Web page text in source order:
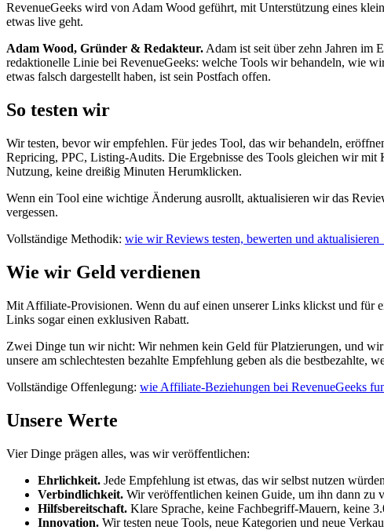
RevenueGeeks wird von Adam Wood geführt, mit Unterstützung eines
etwas live geht.
Adam Wood, Gründer & Redakteur. Adam ist seit über zehn Jahren im
redaktionelle Linie bei RevenueGeeks: welche Tools wir behandeln, wie
etwas falsch dargestellt haben, ist sein Postfach offen.
So testen wir
Wir testen, bevor wir empfehlen. Für jedes Tool, das wir behandeln,
Repricing, PPC, Listing-Audits. Die Ergebnisse des Tools gleichen wir
Nutzung, keine dreißig Minuten Herumklicken.
Wenn ein Tool eine wichtige Änderung ausrollt, aktualisieren wir das
vergessen.
Vollständige Methodik: wie wir Reviews testen, bewerten und
Wie wir Geld verdienen
Mit Affiliate-Provisionen. Wenn du auf einen unserer Links klickst und für
Links sogar einen exklusiven Rabatt.
Zwei Dinge tun wir nicht: Wir nehmen kein Geld für Platzierungen, und
unsere am schlechtesten bezahlte Empfehlung geben als die bestbezahlte,
Vollständige Offenlegung: wie Affiliate-Beziehungen bei RevenueGeeks
Unsere Werte
Vier Dinge prägen alles, was wir veröffentlichen:
Ehrlichkeit. Jede Empfehlung ist etwas, das wir selbst nutzen
Verbindlichkeit. Wir veröffentlichen keinen Guide, um ihn dann zu
Hilfsbereitschaft. Klare Sprache, keine Fachbegriff-Mauern, keine
Innovation. Wir testen neue Tools, neue Kategorien und neue